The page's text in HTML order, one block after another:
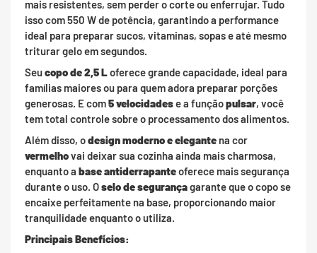
mais resistentes, sem perder o corte ou enferrujar. Tudo
isso com 550 W de potência, garantindo a performance
ideal para preparar sucos, vitaminas, sopas e até mesmo
triturar gelo em segundos.
Seucopo de 2,5 Loferece grande capacidade, ideal para
famílias maiores ou para quem adora preparar porções
generosas. E com5 velocidadese a funçãopulsar, você
tem total controle sobre o processamento dos alimentos.
Além disso, odesign moderno e elegante na cor
vermelhovai deixar sua cozinha ainda mais charmosa,
enquanto a base antiderrapanteoferece mais segurança
durante o uso. Oselo de segurançagarante que o copo se
encaixe perfeitamente na base, proporcionando maior
tranquilidade enquanto o utiliza.
Principais Benefícios: